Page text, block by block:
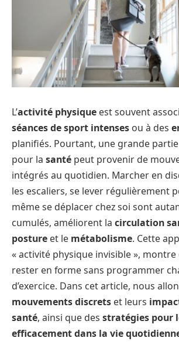
L’activité physique est souvent
séances de sport intenses ou à des
planifiés. Pourtant, une grande
pour la santé peut provenir de
intégrés au quotidien. Marcher en
les escaliers, se lever régulièrement
même se déplacer chez soi sont
cumulés, améliorent la circulation
posture et le métabolisme. Cette
« activité physique invisible », montre
rester en forme sans programmer
d’exercice. Dans cet article, nous
mouvements discrets et leurs
santé, ainsi que des stratégies pour
efficacement dans la vie